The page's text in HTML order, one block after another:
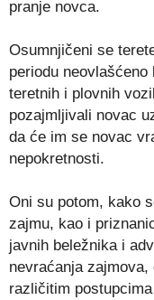
pranje novca.
Osumnjičeni se
periodu
teretnih i plovnih
pozajmljivali novac
da će im se novac
nepokretnosti.
Oni su potom, kako
zajmu, kao i
javnih beležnika i
nevraćanja
različitim